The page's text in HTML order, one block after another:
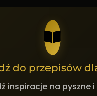
do przepisów
inspiracje na pyszne